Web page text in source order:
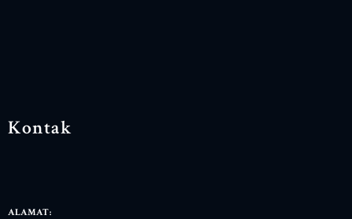
Kontak
ALAMAT: